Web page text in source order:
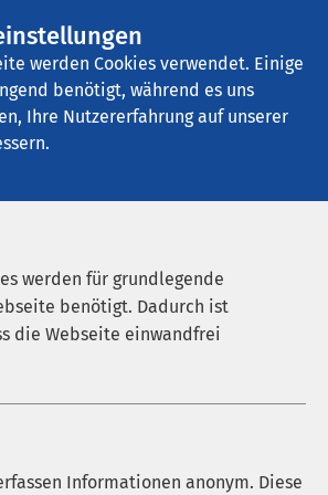
werden Cookies verwendet. Einige
benötigt, während es uns
Ihre Nutzererfahrung auf unserer
werden für grundlegende
benötigt. Dadurch ist
die Webseite einwandfrei
Informationen anonym. Diese
medizinische, therapeutische
und Versorgung der
Patienten.